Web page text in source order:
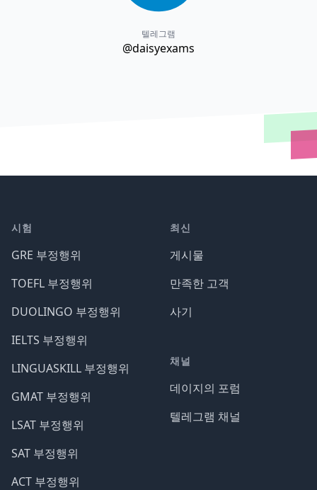
텔레그램
@daisyexams
시험
GRE 부정행위
TOEFL 부정행위
DUOLINGO 부정행위
IELTS 부정행위
LINGUASKILL 부정행위
GMAT 부정행위
LSAT 부정행위
SAT 부정행위
ACT 부정행위
최신
게시물
만족한 고객
사기
채널
데이지의 포럼
텔레그램 채널